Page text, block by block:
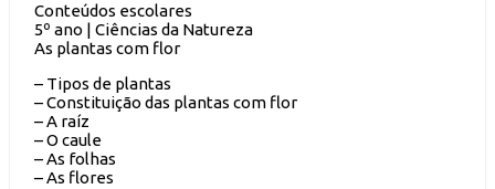
Conteúdos escolares
5º ano | Ciências da Natureza
As plantas com flor
– Tipos de plantas
– Constituição das plantas com flor
– A raíz
– O caule
– As folhas
– As flores